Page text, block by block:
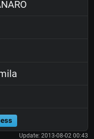
Update: 2013-08-02 00:43